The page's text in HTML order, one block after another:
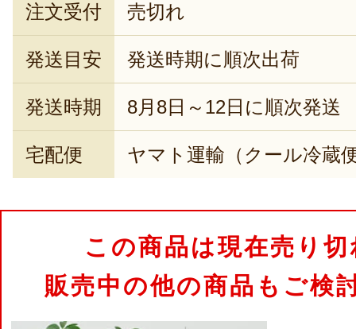
注文受付 売切れ
発送目安 発送時期に順次出荷
発送時期 8月8日～12日に順次発送
宅配便 ヤマト運輸（クール冷蔵
この商品は現在売り
販売中の他の商品もご検